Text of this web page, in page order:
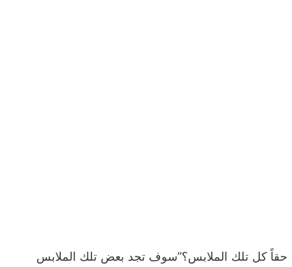
تلك الملابس؟”سوف تجد بعض تلك الملابس لا